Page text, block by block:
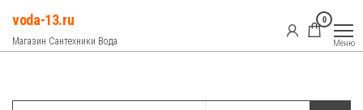
Перейти
содержимому
voda-13.ru
Магазин Сантехники Вода
0
Меню